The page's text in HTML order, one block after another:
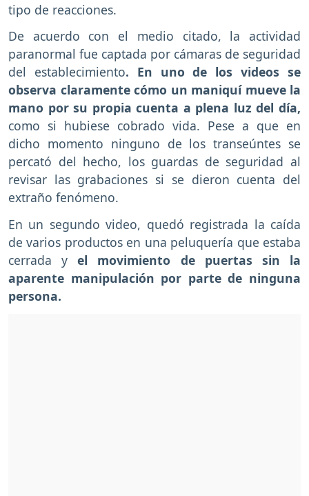
tipo de reacciones.
De acuerdo con el medio citado, la actividad
paranormal fue captada por cámaras de seguridad
del establecimiento. En uno de los videos se
observa claramente cómo un maniquí mueve la
mano por su propia cuenta a plena luz del día,
como si hubiese cobrado vida. Pese a que en
dicho momento ninguno de los transeúntes se
percató del hecho, los guardas de seguridad al
revisar las grabaciones si se dieron cuenta del
extraño fenómeno.
En un segundo video, quedó registrada la caída
de varios productos en una peluquería que estaba
cerrada yel movimiento de puertas sin la
aparente manipulación por parte de ninguna
persona.